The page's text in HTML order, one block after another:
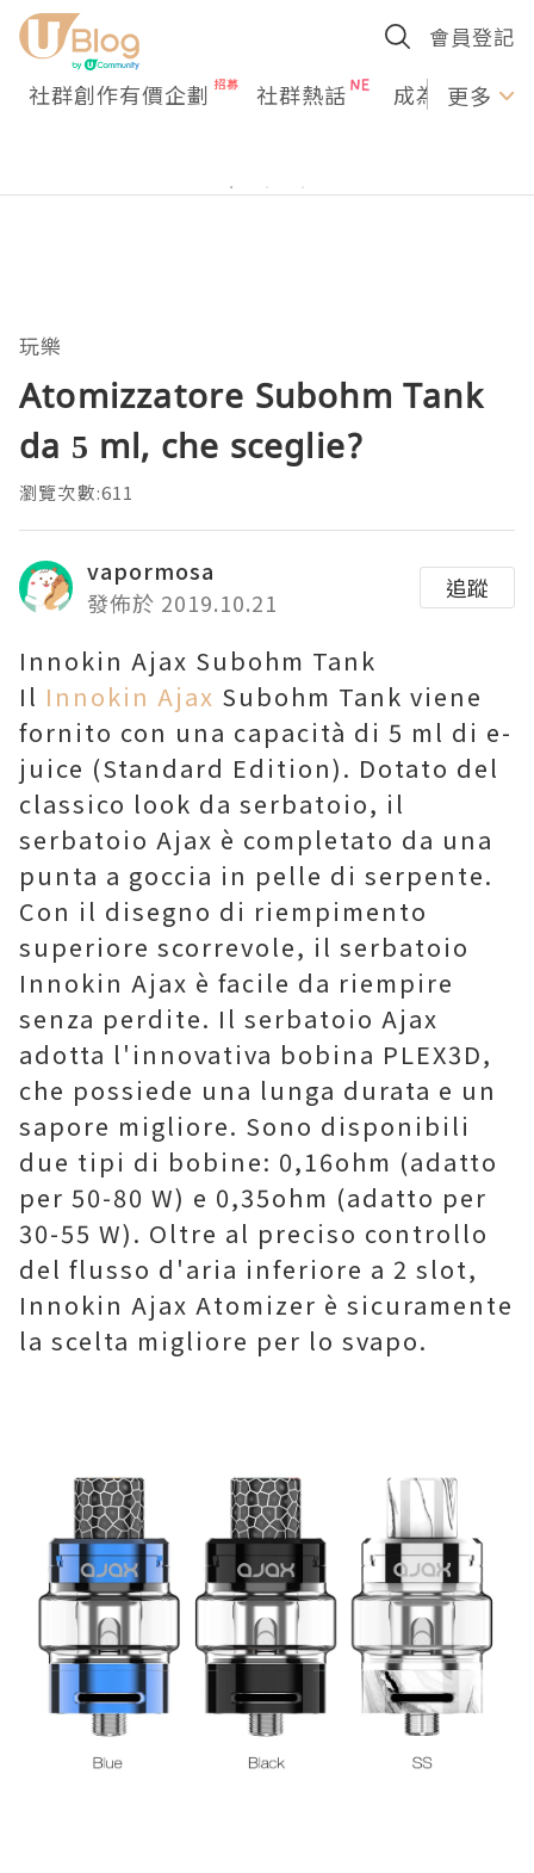
會員登記
社群創作有價企劃 社群熱話 成為U更多
玩樂
Atomizzatore Subohm Tank
da 5 ml, che sceglie?
瀏覽次數:611
vapormosa
發佈於 2019.10.21
追蹤
Innokin Ajax Subohm Tank
Il Innokin Ajax Subohm Tank viene
fornito con una capacità di 5 ml di e-
juice (Standard Edition). Dotato del
classico look da serbatoio, il
serbatoio Ajax è completato da una
punta a goccia in pelle di serpente.
Con il disegno di riempimento
superiore scorrevole, il serbatoio
Innokin Ajax è facile da riempire
senza perdite. Il serbatoio Ajax
adotta l'innovativa bobina PLEX3D,
che possiede una lunga durata e un
sapore migliore. Sono disponibili
due tipi di bobine: 0,16ohm (adatto
per 50-80 W) e 0,35ohm (adatto per
30-55 W). Oltre al preciso controllo
del flusso d'aria inferiore a 2 slot,
Innokin Ajax Atomizer è sicuramente
la scelta migliore per lo svapo.